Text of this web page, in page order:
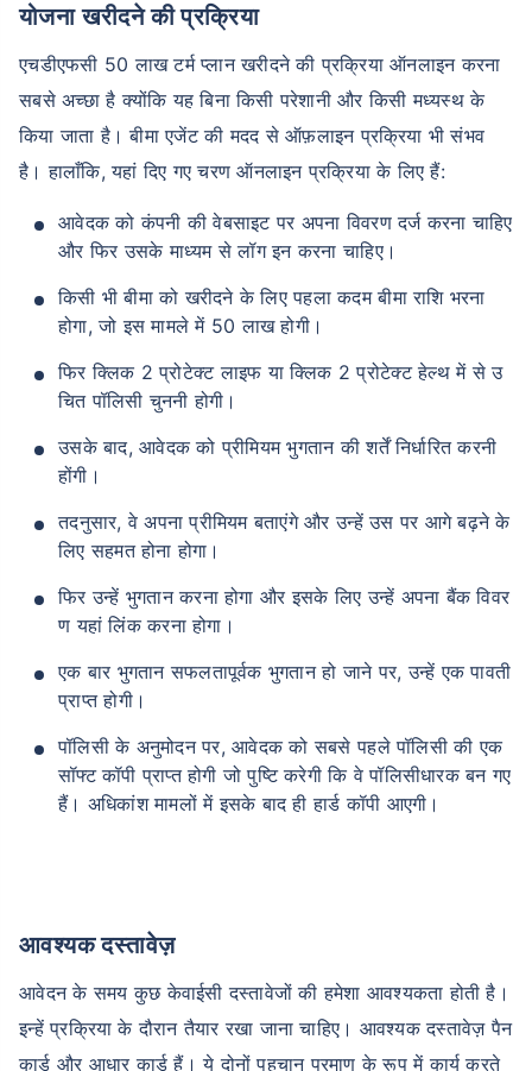
योजना खरीदने की प्रक्रिया
एचडीएफसी 50 लाख टर्म प्लान खरीदने की प्रक्रिया ऑनलाइन करना
सबसे अच्छा है क्योंकि यह बिना किसी परेशानी और किसी मध्यस्थ के
किया जाता है। बीमा एजेंट की मदद से ऑफ़लाइन प्रक्रिया भी संभव
है। हालाँकि, यहां दिए गए चरण ऑनलाइन प्रक्रिया के लिए हैं:
आवेदक को कंपनी की वेबसाइट पर अपना विवरण दर्ज करना चाहिए
और फिर उसके माध्यम से लॉग इन करना चाहिए।
किसी भी बीमा को खरीदने के लिए पहला कदम बीमा राशि भरना
होगा, जो इस मामले में 50 लाख होगी।
फिर क्लिक 2 प्रोटेक्ट लाइफ या क्लिक 2 प्रोटेक्ट हेल्थ में से उ
चित पॉलिसी चुननी होगी।
उसके बाद, आवेदक को प्रीमियम भुगतान की शर्तें निर्धारित करनी
होंगी।
तदनुसार, वे अपना प्रीमियम बताएंगे और उन्हें उस पर आगे बढ़ने के
लिए सहमत होना होगा।
फिर उन्हें भुगतान करना होगा और इसके लिए उन्हें अपना बैंक विवर
ण यहां लिंक करना होगा।
एक बार भुगतान सफलतापूर्वक भुगतान हो जाने पर, उन्हें एक पावती
प्राप्त होगी।
पॉलिसी के अनुमोदन पर, आवेदक को सबसे पहले पॉलिसी की एक
सॉफ्ट कॉपी प्राप्त होगी जो पुष्टि करेगी कि वे पॉलिसीधारक बन गए
हैं। अधिकांश मामलों में इसके बाद ही हार्ड कॉपी आएगी।
आवश्यक दस्तावेज़
आवेदन के समय कुछ केवाईसी दस्तावेजों की हमेशा आवश्यकता होती है।
इन्हें प्रक्रिया के दौरान तैयार रखा जाना चाहिए। आवश्यक दस्तावेज़ पैन
कार्ड और आधार कार्ड हैं। ये दोनों पहचान प्रमाण के रूप में कार्य करते